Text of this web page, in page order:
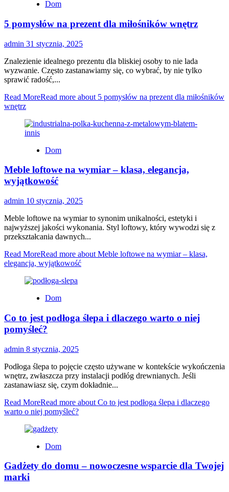
Dom
5 pomysłów na prezent dla miłośników wnętrz
admin 31 stycznia, 2025
Znalezienie idealnego prezentu dla bliskiej osoby to nie lada
wyzwanie. Często zastanawiamy się, co wybrać, by nie tylko
sprawić radość,...
Read MoreRead more about 5 pomysłów na prezent dla miłośników
wnętrz
Dom
Meble loftowe na wymiar – klasa, elegancja,
wyjątkowość
admin 10 stycznia, 2025
Meble loftowe na wymiar to synonim unikalności, estetyki i
najwyższej jakości wykonania. Styl loftowy, który wywodzi się z
przekształcania dawnych...
Read MoreRead more about Meble loftowe na wymiar – klasa,
elegancja, wyjątkowość
Dom
Co to jest podłoga ślepa i dlaczego warto o niej
pomyśleć?
admin 8 stycznia, 2025
Podłoga ślepa to pojęcie często używane w kontekście wykończenia
wnętrz, zwłaszcza przy instalacji podłóg drewnianych. Jeśli
zastanawiasz się, czym dokładnie...
Read MoreRead more about Co to jest podłoga ślepa i dlaczego
warto o niej pomyśleć?
Dom
Gadżety do domu – nowoczesne wsparcie dla Twojej
marki